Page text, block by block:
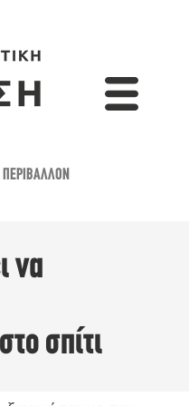
ΠΕΡΙΒΆΛΛΟΝ
να
σπίτι